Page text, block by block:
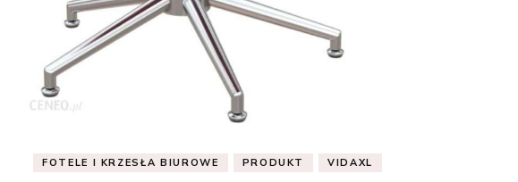
FOTELE I KRZESŁA BIUROWE PRODUKT VIDAXL